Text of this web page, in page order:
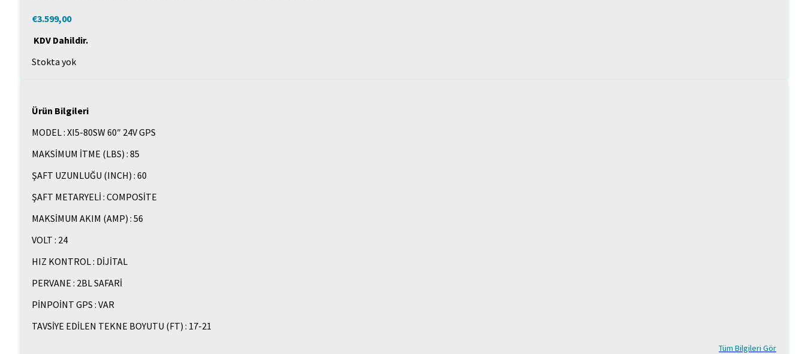
€3.599,00
KDV Dahildir.
Stokta yok
Ürün Bilgileri
MODEL : XI5-80SW 60″ 24V GPS
MAKSİMUM İTME (LBS) : 85
ŞAFT UZUNLUĞU (INCH) : 60
ŞAFT METARYELİ : COMPOSİTE
MAKSİMUM AKIM (AMP) : 56
VOLT : 24
HIZ KONTROL : DİJİTAL
PERVANE : 2BL SAFARİ
PİNPOİNT GPS : VAR
TAVSİYE EDİLEN TEKNE BOYUTU (FT) : 17-21
Tüm Bilgileri Gör